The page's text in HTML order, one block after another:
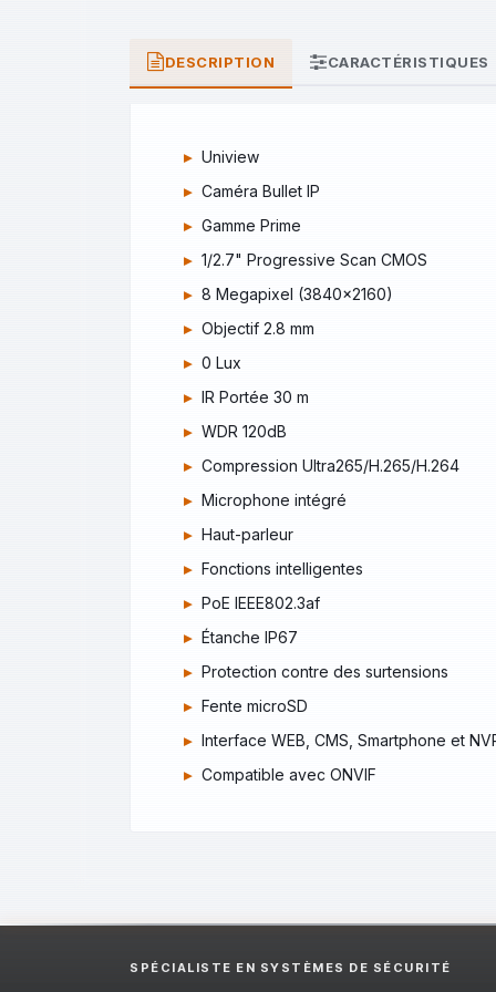
DESCRIPTION CARACTÉRISTIQUES
Uniview
Caméra Bullet IP
Gamme Prime
1/2.7" Progressive Scan CMOS
8 Megapixel (3840x2160)
Objectif 2.8 mm
0 Lux
IR Portée 30 m
WDR 120dB
Compression Ultra265/H.265/H.264
Microphone intégré
Haut-parleur
Fonctions intelligentes
PoE IEEE802.3af
Étanche IP67
Protection contre des surtensions
Fente microSD
Interface WEB, CMS, Smartphone et
Compatible avec ONVIF
SPÉCIALISTE EN SYSTÈMES DE SÉCURITÉ